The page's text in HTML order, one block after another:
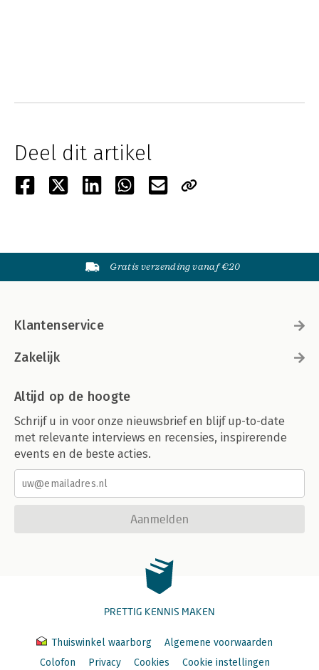
Deel dit artikel
Gratis verzending vanaf €20
Klantenservice
Zakelijk
Altijd op de hoogte
Schrijf u in voor onze nieuwsbrief en blijf up-to-date
met relevante interviews en recensies, inspirerende
events en de beste acties.
Aanmelden
PRETTIG KENNIS MAKEN
Thuiswinkel waarborg
Algemene voorwaarden
Colofon
Privacy Cookies Cookie instellingen